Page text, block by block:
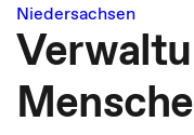
Niedersachsen